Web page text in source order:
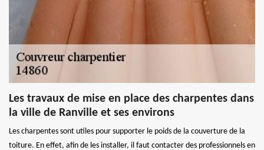
Les travaux de mise en place des charpentes dans
la ville de Ranville et ses environs
Les charpentes sont utiles pour supporter le poids de la couverture de la
toiture. En effet, afin de les installer, il faut contacter des professionnels en